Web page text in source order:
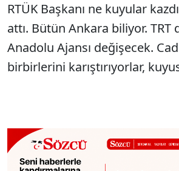
RTÜK Başkanı ne kuyular
attı. Bütün Ankara biliyor. TRT
Anadolu Ajansı değişecek.
birbirlerini karıştırıyorlar,